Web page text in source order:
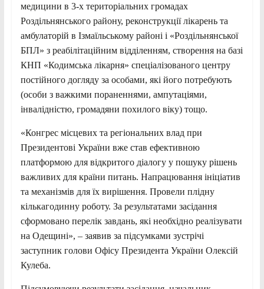
медицини в 3-х територіальних громадах
Роздільнянського району, реконструкції лікарень та
амбулаторій в Ізмаїльському районі і «Роздільнянської
БПЛ» з реабілітаційним відділенням, створення на базі
КНП «Кодимська лікарня» спеціалізованого центру
постійного догляду за особами, які його потребують
(особи з важкими пораненнями, ампутаціями,
інвалідністю, громадяни похилого віку) тощо.
«Конгрес місцевих та регіональних влад при
Президентові України вже став ефективною
платформою для відкритого діалогу у пошуку рішень
важливих для країни питань. Напрацювання ініціатив
та механізмів для їх вирішення. Провели плідну
кількагодинну роботу. За результатами засідання
сформовано перелік завдань, які необхідно реалізувати
на Одещині», – заявив за підсумками зустрічі
заступник голови Офісу Президента України Олексій
Кулеба.